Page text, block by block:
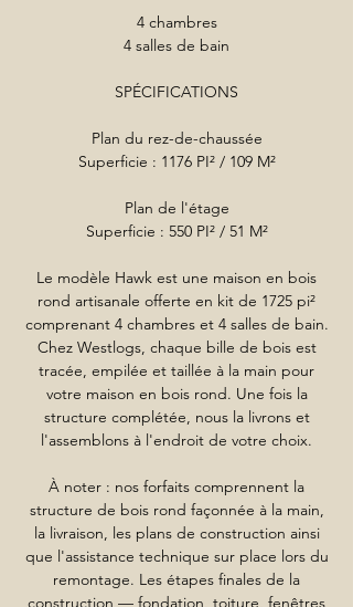
4 chambres
4 salles de bain
SPÉCIFICATIONS
Plan du rez-de-chaussée
Superficie : 1176 PI² / 109 M²
Plan de l'étage
Superficie : 550 PI² / 51 M²
Le modèle Hawk est une maison en bois
rond artisanale offerte en kit de 1725 pi²
comprenant 4 chambres et 4 salles de bain.
Chez Westlogs, chaque bille de bois est
tracée, empilée et taillée à la main pour
votre maison en bois rond. Une fois la
structure complétée, nous la livrons et
l'assemblons à l'endroit de votre choix.
À noter : nos forfaits comprennent la
structure de bois rond façonnée à la main,
la livraison, les plans de construction ainsi
que l'assistance technique sur place lors du
remontage. Les étapes finales de la
construction — fondation, toiture, fenêtres